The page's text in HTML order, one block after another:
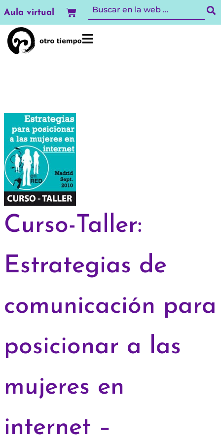
al
contenido
Aula virtual Carrito
Curso-Taller:
Estrategias de
comunicación para
posicionar a las
mujeres en
internet –